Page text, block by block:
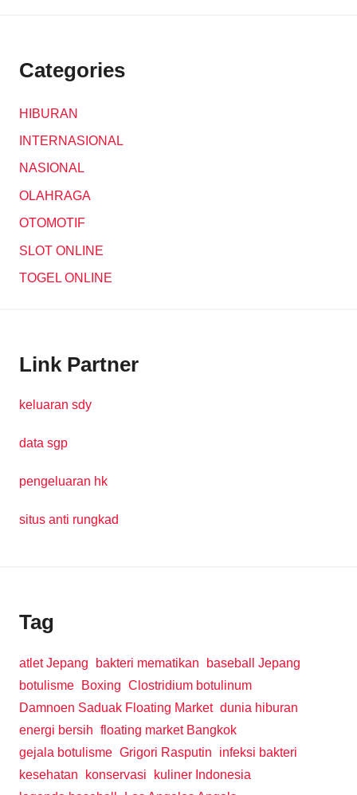
Categories
HIBURAN
INTERNASIONAL
NASIONAL
OLAHRAGA
OTOMOTIF
SLOT ONLINE
TOGEL ONLINE
Link Partner
keluaran sdy
data sgp
pengeluaran hk
situs anti rungkad
Tag
atlet Jepang bakteri mematikan
baseball Jepang
botulisme
Boxing Clostridium botulinum
Damnoen Saduak Floating Market dunia hiburan
energi bersih floating market Bangkok
gejala botulisme Grigori Rasputin
infeksi bakteri
kesehatan
konservasi
kuliner Indonesia